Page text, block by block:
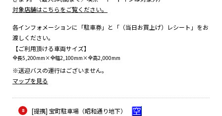
対象店舗はこちらをご覧ください。
各インフォメーションに「駐車券」と「（当日お買上げ）レシート」をお
渡しください。
【ご利用頂ける車両サイズ】
全長5,200mm×全幅2,100mm×全高2,000mm
※送迎バスの運行はございません。
マップを見る
[提携] 宝町駐車場（昭和通り地下）